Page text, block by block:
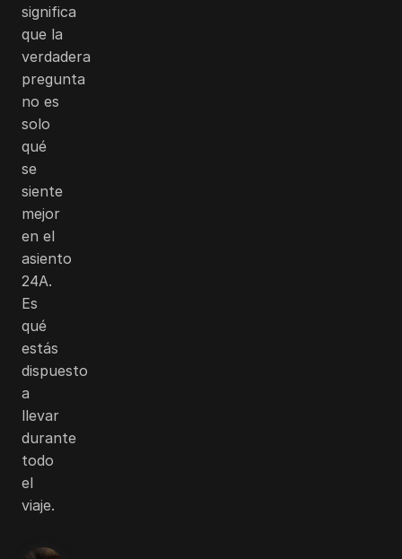
significa
que la
verdadera
pregunta
no es
solo
qué
se
siente
mejor
en el
asiento
24A.
Es
qué
estás
dispuesto
a
llevar
durante
todo
el
viaje.